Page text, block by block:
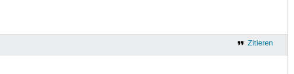
Zitieren